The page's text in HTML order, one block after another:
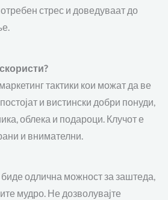
стрес и доведуваат до
тактики кои можат да ве
и вистински добри понуди,
облека и подароци. Клучот е
и внимателни.
одлична можност за заштеда,
мудро. Не дозволувајте